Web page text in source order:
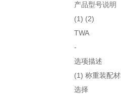
产品型号说明
(1) (2)
TWA
-
选项描述
(1) 称重装配
选择